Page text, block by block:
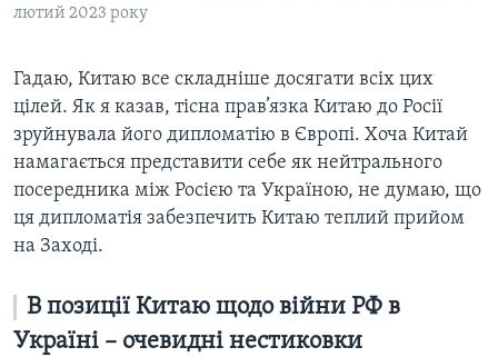
лютий 2023 року
Гадаю, Китаю все складніше досягати всіх цих
цілей. Як я казав, тісна прав’язка Китаю до Росії
зруйнувала його дипломатію в Європі. Хоча Китай
намагається представити себе як нейтрального
посередника між Росією та Україною, не думаю, що
ця дипломатія забезпечить Китаю теплий прийом
на Заході.
В позиції Китаю щодо війни РФ в
Україні – очевидні нестиковки